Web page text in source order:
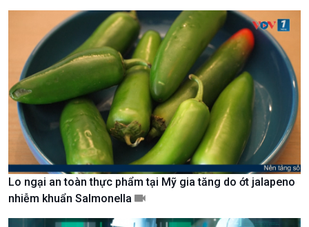
Lo ngại an toàn thực phẩm tại Mỹ gia tăng do ớt jalapeno
nhiễm khuẩn Salmonella